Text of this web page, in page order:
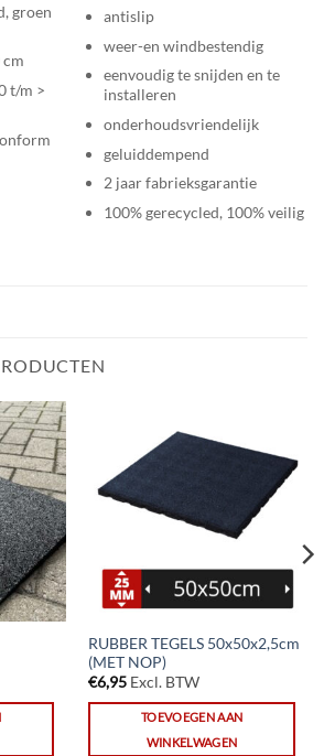
groen
t/m >
antislip
weer-en windbestendig
eenvoudig te snijden en te
installeren
onderhoudsvriendelijk
geluiddempend
2 jaar fabrieksgarantie
100% gerecycled, 100% veilig
RUBBER TEGELS 50x50x2,5cm
(MET NOP)
€6,95Excl. BTW
TOEVOEGEN AAN
WINKELWAGEN